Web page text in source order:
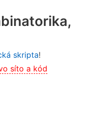
skripta!
síto a kód